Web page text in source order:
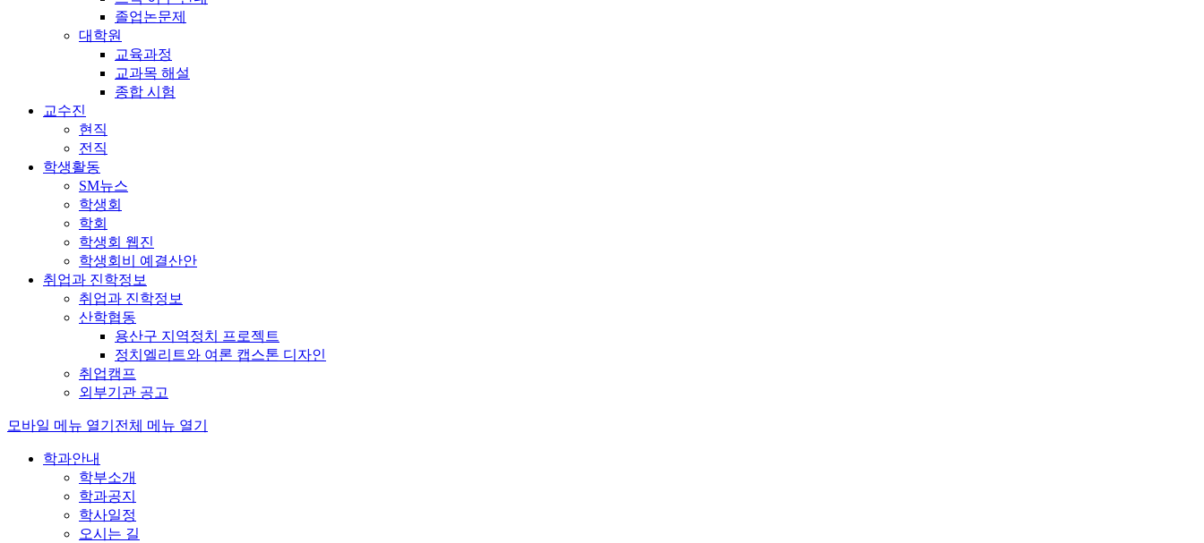
졸업논문제
대학원
교육과정
교과목 해설
종합 시험
교수진
현직
전직
학생활동
SM뉴스
학생회
학회
학생회 웹진
학생회비 예결산안
취업과 진학정보
취업과 진학정보
산학협동
용산구 지역정치 프로젝트
정치엘리트와 여론 캡스톤 디자인
취업캠프
외부기관 공고
모바일 메뉴 열기 전체 메뉴 열기
학과안내
학부소개
학과공지
학사일정
오시는 길